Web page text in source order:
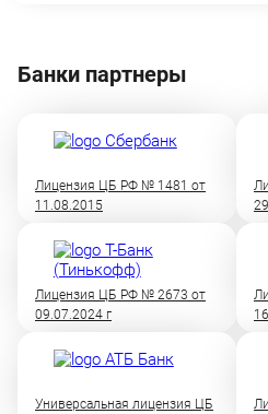
Банки партнеры
Лицензия ЦБ РФ № 1481 от
11.08.2015
Лицензия ЦБ РФ № 2673 от
09.07.2024 г
Универсальная лицензия ЦБ